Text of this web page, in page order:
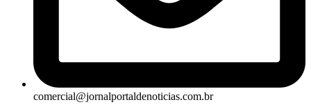
comercial@jornalportaldenoticias.com.br